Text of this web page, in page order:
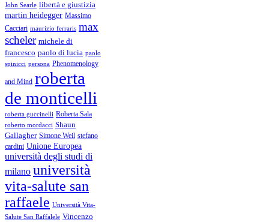
John Searle libertà e giustizia
martin heidegger Massimo
Cacciari maurizio ferraris max
scheler michele di
francesco paolo di lucia paolo
spinicci persona Phenomenology
and Mind roberta
de monticelli
roberta guccinelli Roberta Sala
roberto mordacci Shaun
Gallagher Simone Weil stefano
cardini Unione Europea
università degli studi di
milano università
vita-salute san
raffaele Università Vita-
Salute San Raffalele Vincenzo